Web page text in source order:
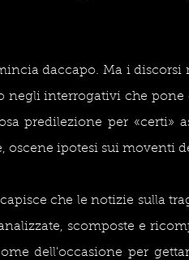
daccapo. Ma i discorsi
interrogativi che pone
predilezione per «certi»
oscene ipotesi sui moventi
che le notizie sulla
scomposte e
dell'occasione per